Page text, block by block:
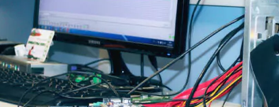
Даже, если носитель
Отправьте